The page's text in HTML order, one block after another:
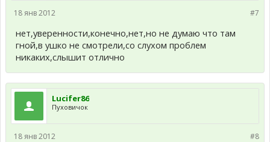
#7
18 янв 2012
нет,уверенности,конечно,нет,но не думаю что там
гной,в ушко не смотрели,со слухом проблем
никаких,слышит отлично
Lucifer86
Пуховичок
#8
18 янв 2012